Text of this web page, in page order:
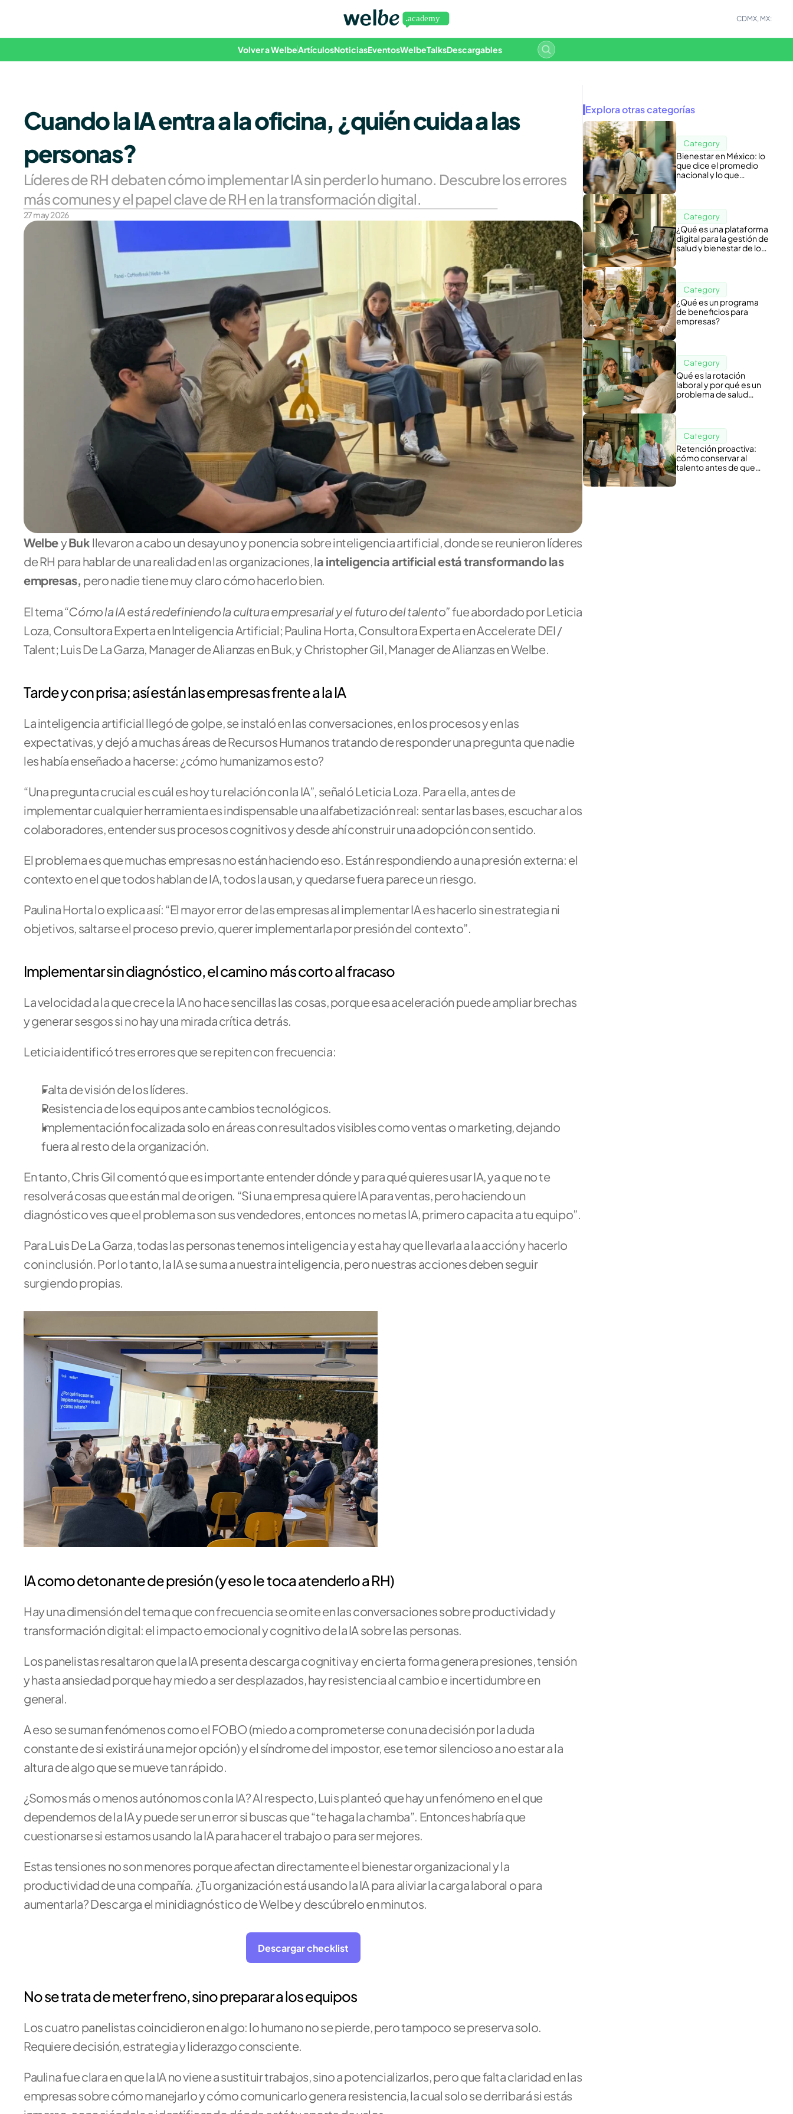
CDMX, MX:
Volver a WelbeArtículosNoticiasEventosWelbeTalksDescargables
Cuando la IA entra a la oficina, ¿quién cuida a las
personas?
Líderes de RH debaten cómo implementar IA sin perder lo humano. Descubre los errores
más comunes y el papel clave de RH en la transformación digital.
27 may 2026
Welbe y Buk llevaron a cabo un desayuno y ponencia sobre inteligencia artificial, donde se reunieron líderes
de RH para hablar de una realidad en las organizaciones, la inteligencia artificial está transformando las
empresas, pero nadie tiene muy claro cómo hacerlo bien.
El tema “Cómo la IA está redefiniendo la cultura empresarial y el futuro del talento” fue abordado por Leticia
Loza, Consultora Experta en Inteligencia Artificial; Paulina Horta, Consultora Experta en Accelerate DEI /
Talent; Luis De La Garza, Manager de Alianzas en Buk, y Christopher Gil, Manager de Alianzas en Welbe.
Tarde y con prisa; así están las empresas frente a la IA
La inteligencia artificial llegó de golpe, se instaló en las conversaciones, en los procesos y en las
expectativas, y dejó a muchas áreas de Recursos Humanos tratando de responder una pregunta que nadie
les había enseñado a hacerse: ¿cómo humanizamos esto?
“Una pregunta crucial es cuál es hoy tu relación con la IA”, señaló Leticia Loza. Para ella, antes de
implementar cualquier herramienta es indispensable una alfabetización real: sentar las bases, escuchar a los
colaboradores, entender sus procesos cognitivos y desde ahí construir una adopción con sentido.
El problema es que muchas empresas no están haciendo eso. Están respondiendo a una presión externa: el
contexto en el que todos hablan de IA, todos la usan, y quedarse fuera parece un riesgo.
Paulina Horta lo explica así: “El mayor error de las empresas al implementar IA es hacerlo sin estrategia ni
objetivos, saltarse el proceso previo, querer implementarla por presión del contexto”.
Implementar sin diagnóstico, el camino más corto al fracaso
La velocidad a la que crece la IA no hace sencillas las cosas, porque esa aceleración puede ampliar brechas
y generar sesgos si no hay una mirada crítica detrás.
Leticia identificó tres errores que se repiten con frecuencia:
Falta de visión de los líderes.
Resistencia de los equipos ante cambios tecnológicos.
Implementación focalizada solo en áreas con resultados visibles como ventas o marketing, dejando
fuera al resto de la organización.
En tanto, Chris Gil comentó que es importante entender dónde y para qué quieres usar IA, ya que no te
resolverá cosas que están mal de origen. “Si una empresa quiere IA para ventas, pero haciendo un
diagnóstico ves que el problema son sus vendedores, entonces no metas IA, primero capacita a tu equipo”.
Para Luis De La Garza, todas las personas tenemos inteligencia y esta hay que llevarla a la acción y hacerlo
con inclusión. Por lo tanto, la IA se suma a nuestra inteligencia, pero nuestras acciones deben seguir
surgiendo propias.
IA como detonante de presión (y eso le toca atenderlo a RH)
Hay una dimensión del tema que con frecuencia se omite en las conversaciones sobre productividad y
transformación digital: el impacto emocional y cognitivo de la IA sobre las personas.
Los panelistas resaltaron que la IA presenta descarga cognitiva y en cierta forma genera presiones, tensión
y hasta ansiedad porque hay miedo a ser desplazados, hay resistencia al cambio e incertidumbre en
general.
A eso se suman fenómenos como el FOBO (miedo a comprometerse con una decisión por la duda
constante de si existirá una mejor opción) y el síndrome del impostor, ese temor silencioso a no estar a la
altura de algo que se mueve tan rápido.
¿Somos más o menos autónomos con la IA? Al respecto, Luis planteó que hay un fenómeno en el que
dependemos de la IA y puede ser un error si buscas que “te haga la chamba”. Entonces habría que
cuestionarse si estamos usando la IA para hacer el trabajo o para ser mejores.
Estas tensiones no son menores porque afectan directamente el bienestar organizacional y la
productividad de una compañía. ¿Tu organización está usando la IA para aliviar la carga laboral o para
aumentarla? Descarga el minidiagnóstico de Welbe y descúbrelo en minutos.
Descargar checklist
No se trata de meter freno, sino preparar a los equipos
Los cuatro panelistas coincidieron en algo: lo humano no se pierde, pero tampoco se preserva solo.
Requiere decisión, estrategia y liderazgo consciente.
Paulina fue clara en que la IA no viene a sustituir trabajos, sino a potencializarlos, pero que falta claridad en las
empresas sobre cómo manejarlo y cómo comunicarlo genera resistencia, la cual solo se derribará si estás
Explora otras categorías
Category
Bienestar en México: lo
que dice el promedio
nacional y lo que
Category
¿Qué es una plataforma
digital para la gestión de
salud y bienestar de los
Category
¿Qué es un programa
de beneficios para
empresas?
Category
Qué es la rotación
laboral y por qué es un
problema de salud
Category
Retención proactiva:
cómo conservar al
talento antes de que